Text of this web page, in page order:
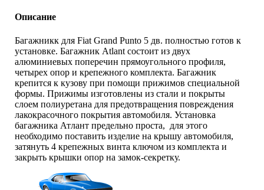
Описание
Багажникк для Fiat Grand Punto 5 дв. полностью готов к
установке. Багажник Atlant состоит из двух
алюминиевых поперечин прямоугольного профиля,
четырех опор и крепежного комплекта. Багажник
крепится к кузову при помощи прижимов специальной
формы. Прижимы изготовлены из стали и покрыты
слоем полиуретана для предотвращения повреждения
лакокрасочного покрытия автомобиля. Установка
багажника Атлант предельно проста, для этого
необходимо поставить изделие на крышу автомобиля,
затянуть 4 крепежных винта ключом из комплекта и
закрыть крышки опор на замок-секретку.